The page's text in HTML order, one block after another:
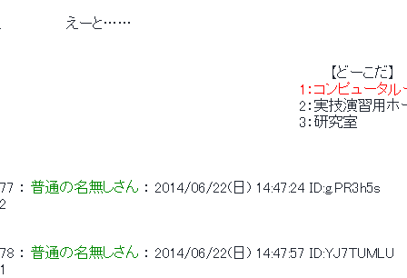
.　　　 　 　 えーと……
【どーこだ】
1：コンピュータ
2：実技演習用ホー
3：研究室
77 ： 普通の名無しさん ： 2014/06/22(日) 14:47:24 ID:g.PR3h5s
2
78 ： 普通の名無しさん ： 2014/06/22(日) 14:47:57 ID:YJ7TUMLU
1